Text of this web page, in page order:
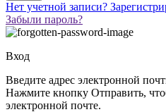
Нет учетной записи?
Забыли пароль?
Вход
Введите адрес электронной
Нажмите кнопку Отправить,
электронной почте.